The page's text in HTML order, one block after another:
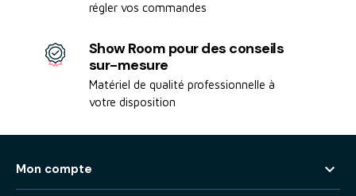
régler vos commandes
Show Room pour des conseils
sur-mesure
Matériel de qualité professionnelle à
votre disposition
Mon compte 